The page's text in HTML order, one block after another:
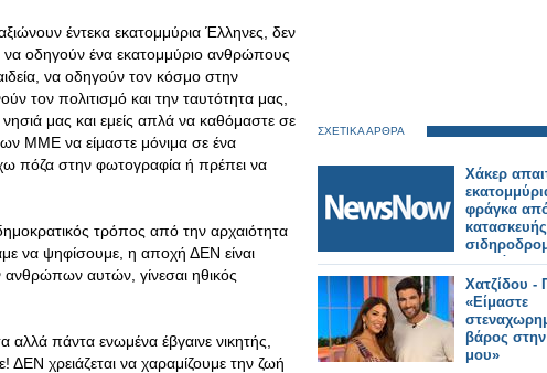
έντεκα εκατομμύρια Έλληνες, δεν
οδηγούν ένα εκατομμύριο ανθρώπους
να οδηγούν τον κόσμο στην
τον πολιτισμό και την ταυτότητα μας,
μας και εμείς απλά να καθόμαστε σε
ΜΜΕ να είμαστε μόνιμα σε ένα
πόζα στην φωτογραφία ή πρέπει να
τρόπος από την αρχαιότητα
να ψηφίσουμε, η αποχή ΔΕΝ είναι
ανθρώπων αυτών, γίνεσαι ηθικός
πάντα ενωμένα έβγαινε νικητής,
ΔΕΝ χρειάζεται να χαραμίζουμε την ζωή
ΣΧΕΤΙΚΑ ΑΡΘΡΑ
Χάκερ
φράγκα από
κατασκευής
οχημάτων
Χατζίδου -
«Είμαστε
βάρος
μου»